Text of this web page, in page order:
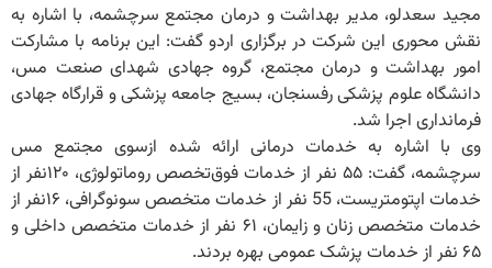
مجید سعدلو، مدیر بهداشت و درمان مجتمع سرچشمه، با اشاره به
نقش محوری این شرکت در برگزاری اردو گفت: این برنامه با مشارکت
امور بهداشت و درمان مجتمع، گروه جهادی شهدای صنعت مس،
دانشگاه علوم پزشکی رفسنجان، بسیج جامعه پزشکی و قرارگاه جهادی
فرمانداری اجرا شد.
وی با اشاره به خدمات درمانی ارائه ‌شده ازسوی مجتمع مس
سرچشمه، گفت: ۵۵‌ نفر از خدمات فوق‌تخصص روماتولوژی، ۱۲۰‌نفر از
خدمات اپتومتریست، 55 ‌نفر از خدمات متخصص سونوگرافی، ۱۶‌نفر از
خدمات متخصص زنان و زایمان، ۶۱‌ نفر از خدمات متخصص داخلی و
۶۵‌ نفر از خدمات پزشک عمومی بهره بردند.